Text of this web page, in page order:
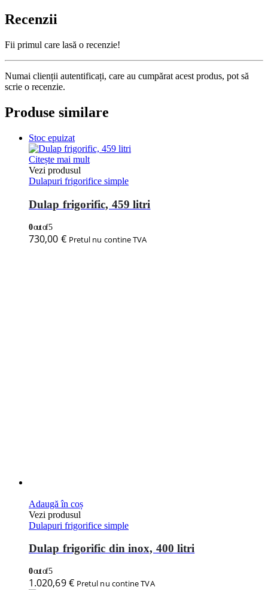
Recenzii
Fii primul care lasă o recenzie!
Numai clienții autentificați, care au cumpărat acest produs, pot să
scrie o recenzie.
Produse similare
Stoc epuizat
Citește mai mult
Vezi produsul
Dulapuri frigorifice simple
Dulap frigorific, 459 litri
0out of 5
730,00 € Pretul nu contine TVA
Adaugă în coș
Vezi produsul
Dulapuri frigorifice simple
Dulap frigorific din inox, 400 litri
0out of 5
1.020,69€ Pretul nu contine TVA